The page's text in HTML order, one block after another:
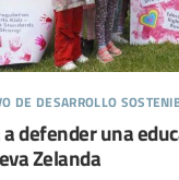
de desarrollo
a defender una
Zelanda